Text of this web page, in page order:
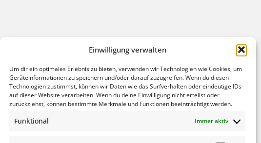
Einwilligung verwalten
Um dir ein optimales Erlebnis zu bieten, verwenden wir Technologien wie Cookies, um
Geräteinformationen zu speichern und/oder darauf zuzugreifen. Wenn du diesen
Technologien zustimmst, können wir Daten wie das Surfverhalten oder eindeutige IDs
auf dieser Website verarbeiten. Wenn du deine Einwilligung nicht erteilst oder
zurückziehst, können bestimmte Merkmale und Funktionen beeinträchtigt werden.
Funktional Immer aktiv
der costa-ricanischen Lahrer Partnerstadt
in Lahr auch drei Tage die Bundeshauptstadt und
geben zu lassen.